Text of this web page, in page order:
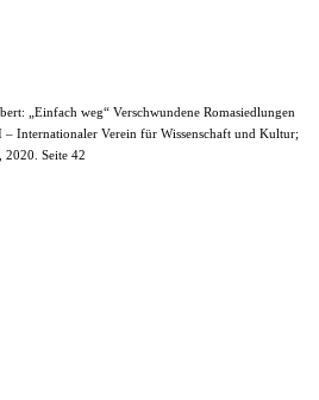
„Einfach weg“ Verschwundene Romasiedlungen
Internationaler Verein für Wissenschaft und Kultur;
2020. Seite 42